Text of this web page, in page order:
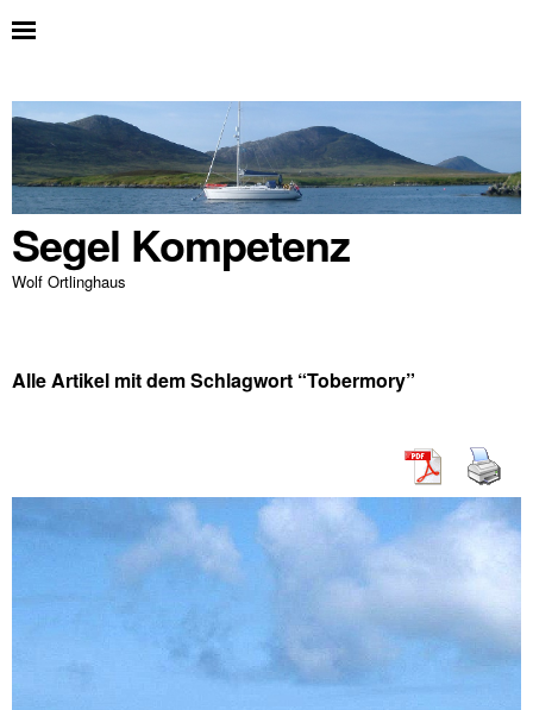
Segel Kompetenz
Wolf Ortlinghaus
Alle Artikel mit dem Schlagwort “Tobermory”